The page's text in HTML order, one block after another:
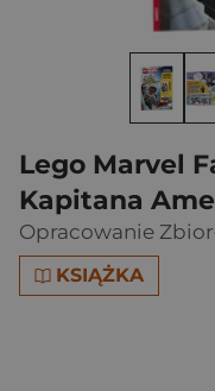
Lego Marvel
Kapitana
Opracowanie
KSIĄŻKA